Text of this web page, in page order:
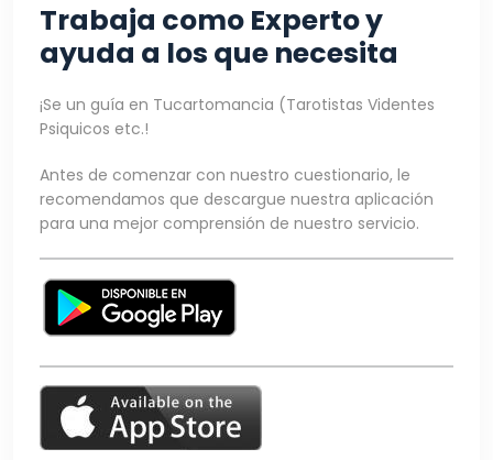
Trabaja como Experto y
ayuda a los que necesita
¡Se un guía en Tucartomancia (Tarotistas Videntes
Psiquicos etc.!
Antes de comenzar con nuestro cuestionario, le
recomendamos que descargue nuestra aplicación
para una mejor comprensión de nuestro servicio.